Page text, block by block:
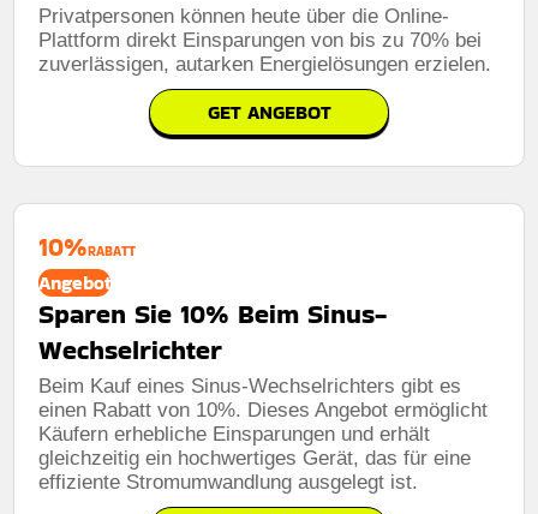
Privatpersonen können heute über die Online-
Plattform direkt Einsparungen von bis zu 70% bei
zuverlässigen, autarken Energielösungen erzielen.
GET ANGEBOT
10%RABATT
Angebot
Sparen Sie 10% Beim Sinus-
Wechselrichter
Beim Kauf eines Sinus-Wechselrichters gibt es
einen Rabatt von 10%. Dieses Angebot ermöglicht
Käufern erhebliche Einsparungen und erhält
gleichzeitig ein hochwertiges Gerät, das für eine
effiziente Stromumwandlung ausgelegt ist.